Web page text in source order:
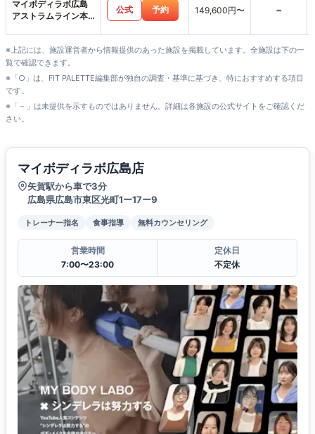
マイボディラボ広島
アストラムライン本
公式 予約 149,600円〜 -
※上記には、施設運営者から情報提供のあった施設を掲載しています。全施設は下の一
覧で確認できます。
※「○」は、FIT PALETTE編集部が独自の調査・基準に基づき、特におすすめする項目
です。
※「－」は未提供を示すものではありません。詳細は各施設の公式サイトをご確認くだ
さい。
マイボディラボ広島店
矢賀駅から車で3分
広島県広島市東区光町1ー17ー9
トレーナー指名 食事指導 無料カウンセリング
営業時間
7:00〜23:00
定休日
不定休